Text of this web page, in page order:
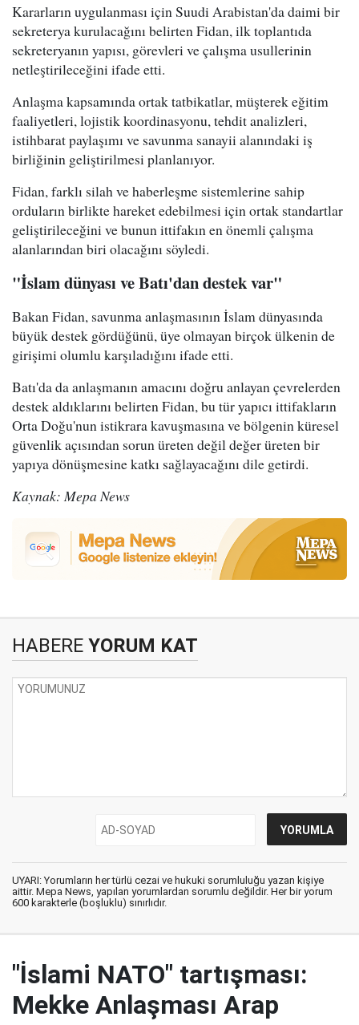
Kararların uygulanması için Suudi Arabistan'da daimi bir
sekreterya kurulacağını belirten Fidan, ilk toplantıda
sekreteryanın yapısı, görevleri ve çalışma usullerinin
netleştirileceğini ifade etti.
Anlaşma kapsamında ortak tatbikatlar, müşterek eğitim
faaliyetleri, lojistik koordinasyonu, tehdit analizleri,
istihbarat paylaşımı ve savunma sanayii alanındaki iş
birliğinin geliştirilmesi planlanıyor.
Fidan, farklı silah ve haberleşme sistemlerine sahip
orduların birlikte hareket edebilmesi için ortak standartlar
geliştirileceğini ve bunun ittifakın en önemli çalışma
alanlarından biri olacağını söyledi.
"İslam dünyası ve Batı'dan destek var"
Bakan Fidan, savunma anlaşmasının İslam dünyasında
büyük destek gördüğünü, üye olmayan birçok ülkenin de
girişimi olumlu karşıladığını ifade etti.
Batı'da da anlaşmanın amacını doğru anlayan çevrelerden
destek aldıklarını belirten Fidan, bu tür yapıcı ittifakların
Orta Doğu'nun istikrara kavuşmasına ve bölgenin küresel
güvenlik açısından sorun üreten değil değer üreten bir
yapıya dönüşmesine katkı sağlayacağını dile getirdi.
Kaynak: Mepa News
HABERE YORUM KAT
UYARI: Yorumların her türlü cezai ve hukuki sorumluluğu yazan kişiye
aittir. Mepa News, yapılan yorumlardan sorumlu değildir. Her bir yorum
600 karakterle (boşluklu) sınırlıdır.
"İslami NATO" tartışması:
Mekke Anlaşması Arap